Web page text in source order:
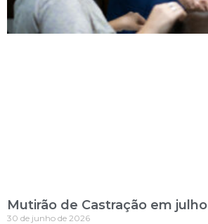
Mutirão de Castração em julho
30 de junho de 2026